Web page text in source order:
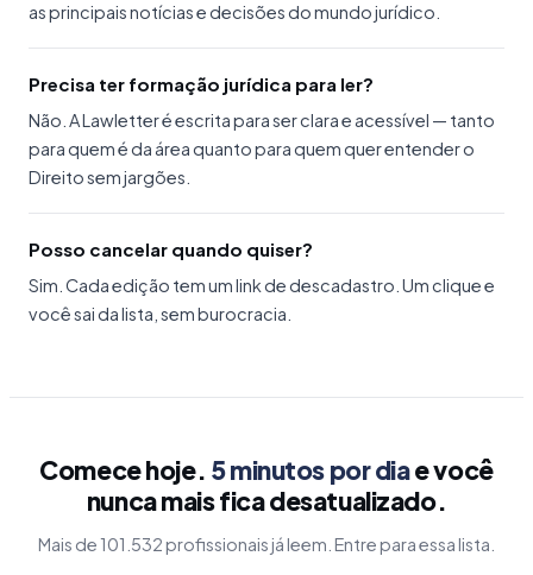
as principais notícias e decisões do mundo jurídico.
Precisa ter formação jurídica para ler?
Não. A Lawletter é escrita para ser clara e acessível — tanto
para quem é da área quanto para quem quer entender o
Direito sem jargões.
Posso cancelar quando quiser?
Sim. Cada edição tem um link de descadastro. Um clique e
você sai da lista, sem burocracia.
Comece hoje. 5 minutos por diae você
nunca mais fica desatualizado.
Mais de 101.532 profissionais já leem. Entre para essa lista.